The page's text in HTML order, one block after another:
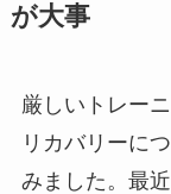
が大事
厳しいトレー
リカバリーに
みました。最